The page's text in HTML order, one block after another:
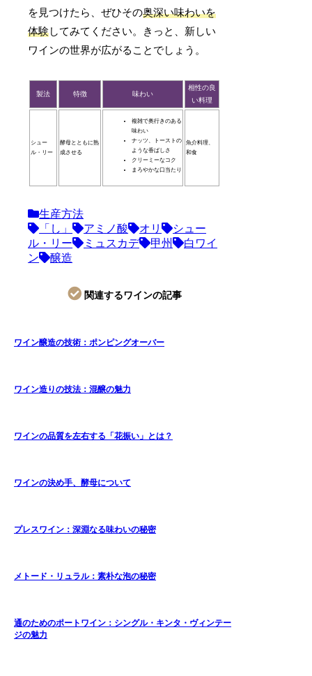
を見つけたら、ぜひその奥深い味わいを
体験してみてください。きっと、新しい
ワインの世界が広がることでしょう。
製法 特徴 味わい
相性の良
い料理
シュー
ル・リー
酵母とともに熟
成させる
複雑で奥行きのある
味わい
ナッツ、トーストの
ような香ばしさ
クリーミーなコク
まろやかな口当たり
魚介料理、
和食
生産方法
「し」
アミノ酸 オリ
シュー
ル・リー
ミュスカデ 甲州
白ワイ
ン
醸造
関連するワインの記事
ワイン醸造の技術：ポンピングオーバー
ワイン造りの技法：混醸の魅力
ワインの品質を左右する「花振い」とは？
ワインの決め手、酵母について
プレスワイン：深淵なる味わいの秘密
メトード・リュラル：素朴な泡の秘密
通のためのポートワイン：シングル・キンタ・ヴィンテー
ジの魅力